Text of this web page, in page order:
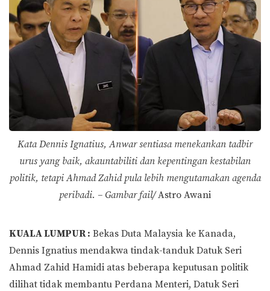
Kata Dennis Ignatius, Anwar sentiasa menekankan tadbir
urus yang baik, akauntabiliti dan kepentingan kestabilan
politik, tetapi Ahmad Zahid pula lebih mengutamakan agenda
peribadi. – Gambar fail/Astro Awani
KUALA LUMPUR : Bekas Duta Malaysia ke Kanada,
Dennis Ignatius mendakwa tindak-tanduk Datuk Seri
Ahmad Zahid Hamidi atas beberapa keputusan politik
dilihat tidak membantu Perdana Menteri, Datuk Seri